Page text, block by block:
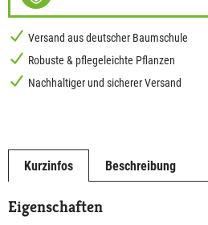
Versand aus deutscher Baumschule
Robuste & pflegeleichte Pflanzen
Nachhaltiger und sicherer Versand
Kurzinfos Beschreibung
Eigenschaften